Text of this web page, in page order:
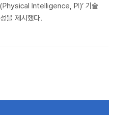
(Physical Intelligence, PI)’ 기술
을 제시했다.